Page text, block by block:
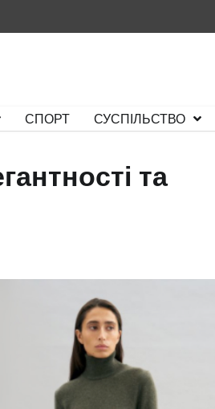
СПОРТ СУСПІЛЬСТВО
та